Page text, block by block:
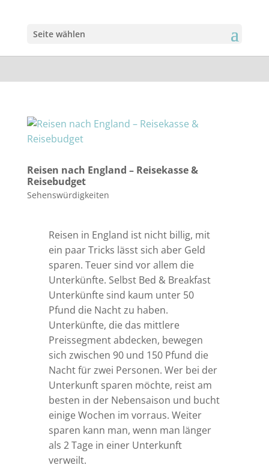
Seite wählen
Reisen nach England – Reisekasse &
Reisebudget
Sehenswürdigkeiten
Reisen in England ist nicht billig, mit
ein paar Tricks lässt sich aber Geld
sparen. Teuer sind vor allem die
Unterkünfte. Selbst Bed & Breakfast
Unterkünfte sind kaum unter 50
Pfund die Nacht zu haben.
Unterkünfte, die das mittlere
Preissegment abdecken, bewegen
sich zwischen 90 und 150 Pfund die
Nacht für zwei Personen. Wer bei der
Unterkunft sparen möchte, reist am
besten in der Nebensaison und bucht
einige Wochen im vorraus. Weiter
sparen kann man, wenn man länger
als 2 Tage in einer Unterkunft
verweilt.